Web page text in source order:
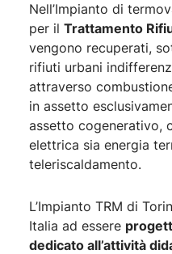
Nell’Impianto di
per il Trattamento
vengono recuperati,
rifiuti urbani
attraverso
in assetto
assetto cogenerativo,
elettrica sia energia
teleriscaldamento.
L’Impianto TRM di
Italia ad essere
dedicato all’attività